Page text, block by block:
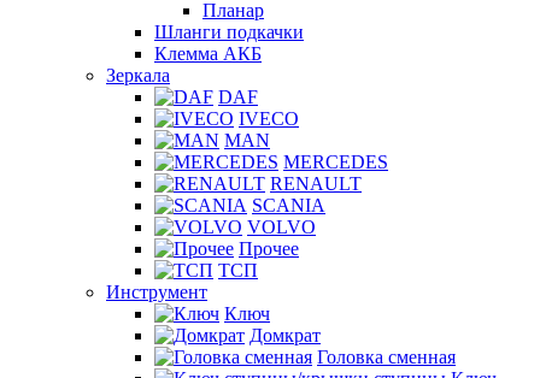
Планар
Шланги подкачки
Клемма АКБ
Зеркала
DAF
IVECO
MAN
MERCEDES
RENAULT
SCANIA
VOLVO
Прочее
ТСП
Инструмент
Ключ
Домкрат
Головка сменная